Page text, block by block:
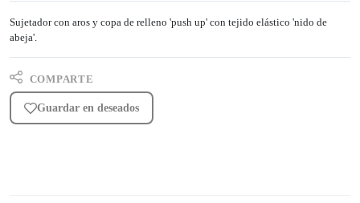
Sujetador con aros y copa de relleno 'push up' con tejido elástico 'nido de
abeja'.
COMPARTE
Guardar en deseados